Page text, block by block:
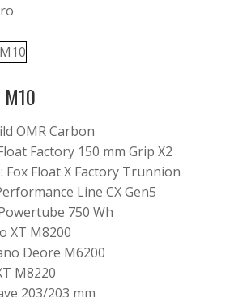
M10
OMR Carbon
Factory 150 mm Grip X2
Float X Factory Trunnion
Line CX Gen5
750 Wh
XT M8200
Deore M6200
M8220
203/203 mm